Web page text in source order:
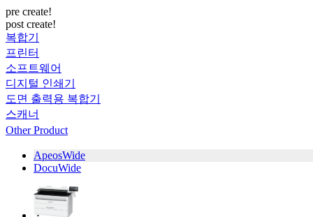
pre create!
post create!
복합기
프린터
소프트웨어
디지털 인쇄기
도면 출력용 복합기
스캐너
Other Product
ApeosWide
DocuWide